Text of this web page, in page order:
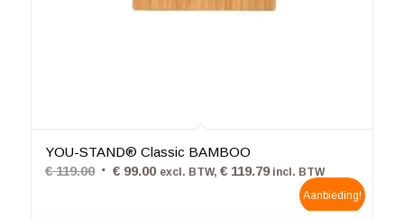
YOU-STAND® Classic BAMBOO
€119.00 Oorspronkelijke
€99.00Huidige
excl. BTW, €119.79incl. BTW
Aanbieding!